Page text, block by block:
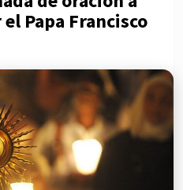
Papa Francisco